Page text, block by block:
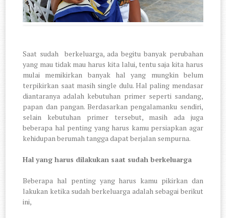
Saat sudah berkeluarga, ada begitu banyak perubahan
yang mau tidak mau harus kita lalui, tentu saja kita harus
mulai memikirkan banyak hal yang mungkin belum
terpikirkan saat masih single dulu. Hal paling mendasar
diantaranya adalah kebutuhan primer seperti sandang,
papan dan pangan. Berdasarkan pengalamanku sendiri,
selain kebutuhan primer tersebut, masih ada juga
beberapa hal penting yang harus kamu persiapkan agar
kehidupan berumah tangga dapat berjalan sempurna.
Hal yang harus dilakukan saat sudah berkeluarga
Beberapa hal penting yang harus kamu pikirkan dan
lakukan ketika sudah berkeluarga adalah sebagai berikut
ini,